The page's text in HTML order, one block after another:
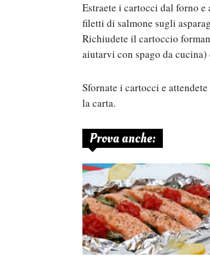
Estraete i cartocci dal forno
filetti di salmone sugli
Richiudete il cartoccio
aiutarvi con spago da
Sfornate i cartocci e
la carta.
Prova anche: